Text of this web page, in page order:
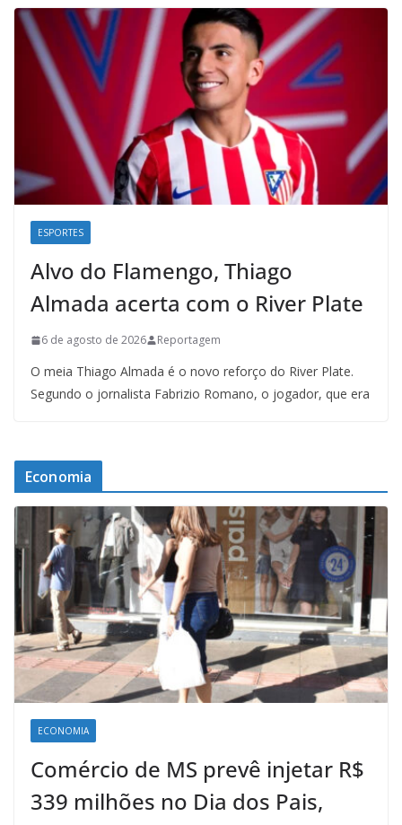
ESPORTES
Alvo do Flamengo, Thiago
Almada acerta com o River Plate
6 de agosto de 2026 Reportagem
O meia Thiago Almada é o novo reforço do River Plate.
Segundo o jornalista Fabrizio Romano, o jogador, que era
Economia
ECONOMIA
Comércio de MS prevê injetar R$
339 milhões no Dia dos Pais,